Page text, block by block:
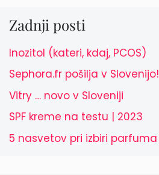
Zadnji posti
Inozitol (kateri, kdaj, PCOS)
Sephora.fr pošilja v Slovenijo!
Vitry … novo v Sloveniji
SPF kreme na testu | 2023
5 nasvetov pri izbiri parfuma